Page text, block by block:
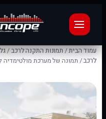
עמוד הבית/תמונות התקנה לרכב/
לרכב/ תמונה של מערכת מולטימדיה